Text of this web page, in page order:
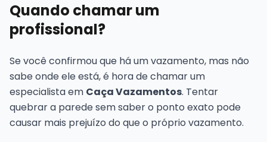
Quando chamar um
profissional?
Se você confirmou que há um vazamento, mas não
sabe onde ele está, é hora de chamar um
especialista em Caça Vazamentos. Tentar
quebrar a parede sem saber o ponto exato pode
causar mais prejuízo do que o próprio vazamento.